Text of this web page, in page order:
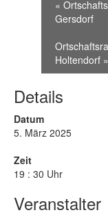
«
Gersdorf
Holtendorf »
Details
Datum
5. März 2025
Zeit
19 : 30 Uhr
Veranstalter